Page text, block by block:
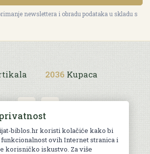
newslettera i obradu podataka u skladu s
2036 Kupaca
Uvjeti kupnje
biblos.hr koristi kolačiće kako bi
funkcionalnost ovih Internet stranica i
korisničko iskustvo. Za više